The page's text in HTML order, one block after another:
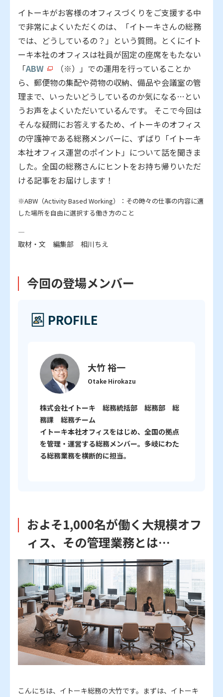
イトーキがお客様のオフィスづくりをご支援する中
で非常によくいただくのは、「イトーキさんの総務
では、どうしているの？」という質問。とくにイト
ーキ本社のオフィスは社員が固定の座席をもたない
「ABW
（※）」での運用を行っていることか
ら、郵便物の集配や荷物の収納、備品や会議室の管
理まで、いったいどうしているのか気になる…とい
うお声をよくいただいているんです。 そこで今回は
そんな疑問にお答えするため、イトーキのオフィス
の守護神である総務メンバーに、ずばり「イトーキ
本社オフィス運営のポイント」について話を聞きま
した。全国の総務さんにヒントをお持ち帰りいただ
ける記事をお届けします！
※ABW（Activity Based Working）：その時々の仕事の内容に適
した場所を自由に選択する働き方のこと
―
取材・文 編集部 相川ちえ
今回の登場メンバー
PROFILE
大竹 裕一
Otake Hirokazu
株式会社イトーキ 総務統括部 総務部 総
務課 総務チーム
イトーキ本社オフィスをはじめ、全国の拠点
を管理・運営する総務メンバー。多岐にわた
る総務業務を横断的に担当。
およそ1,000名が働く大規模オフ
ィス、その管理業務とは…
こんにちは、イトーキ総務の大竹です。まずは、イトーキ